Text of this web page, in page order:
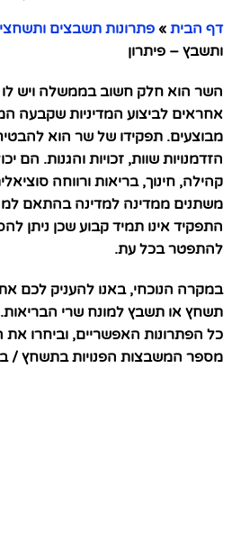
דף הבית » פתרונות תשבצים
ותשבץ – פיתרון
השר הוא חלק חשוב בממשלה ויש לו
אחראים לביצוע המדיניות שקבעה
מבוצעים. תפקידו של שר הוא
הזדמנויות שוות, זכויות והגנות. הם
קהילה, חינוך, בריאות ורווחה
משתנים ממדינה למדינה בהתאם
התפקיד אינו תמיד קבוע שכן ניתן
להתפטר בכל עת.
במקרה הנוכחי, באנו להעניק לכם
תשחץ או תשבץ למונח שרי
כל הפתרונות האפשריים, וביחרו את
מספר המשבצות הפנויות בתשחץ /